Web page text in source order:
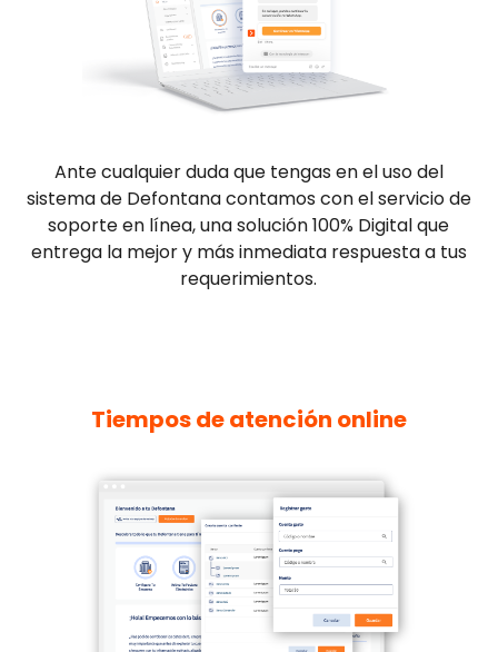
Ante cualquier duda que tengas en el uso del
sistema de Defontana contamos con el servicio de
soporte en línea, una solución 100% Digital que
entrega la mejor y más inmediata respuesta a tus
requerimientos.
Tiempos de atención online